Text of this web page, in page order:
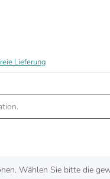
Lieferung
Wählen Sie bitte die